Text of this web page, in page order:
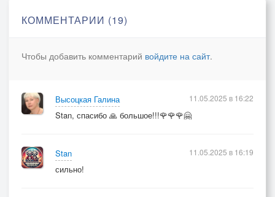
О, люди…
Счастье рисующих… песня - она навсегда
О, люди…
О, люди…
Вдаль смотрящие … это ведь навсегда
О, люди…
Камни свои поднимающих - это уроков дань
КОММЕНТАРИИ (19)
Чтобы добавить комментарий войдите на сайт.
Высоцкая Галина
Stan, спасибо 🙏 большое!!!🌹🌹🌹🤗
11.05.2025 в 16:22
Stan
сильно!
11.05.2025 в 16:19